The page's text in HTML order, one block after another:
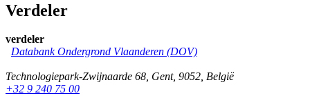
Verdeler
verdeler
Databank Ondergrond Vlaanderen (DOV)
Technologiepark-Zwijnaarde 68, Gent, 9052, België
+32 9 240 75 00